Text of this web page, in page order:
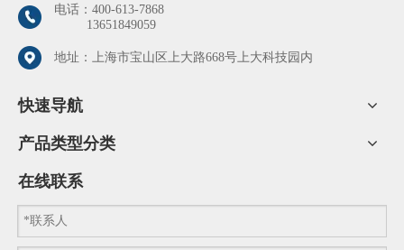
电话： 400-613-7868
13651849059
地址：上海市宝山区上大路668号上大科技园内
快速导航
产品类型分类
在线联系